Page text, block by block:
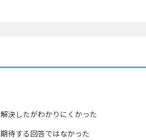
解決したがわかりにくかった
期待する回答ではなかった